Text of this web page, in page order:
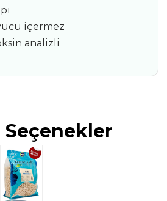
içermez
analizli
Seçenekler